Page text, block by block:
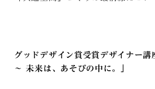
グッドデザイン賞受賞デザイナー
〜 未来は、あそびの中に。」